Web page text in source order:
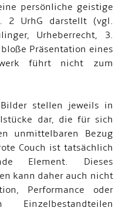
persönliche geistige
2 UrhG darstellt (vgl.
Urheberrecht, 3.
Präsentation eines
führt nicht zum
stellen jeweils in
dar, die für sich
unmittelbaren Bezug
Couch ist tatsächlich
Element. Dieses
kann daher auch nicht
Performance oder